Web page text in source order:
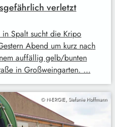
verletzt
Spalt sucht die Kripo
Abend um kurz nach
auffällig gelb/bunten
in Großweingarten. …
© N-ERGIE, Stefanie Hoffmann